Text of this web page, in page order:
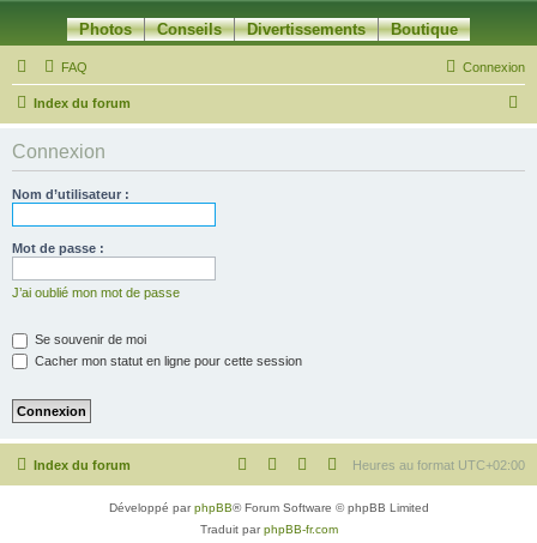
Photos Conseils Divertissements Boutique
FAQ Connexion
Index du forum
Connexion
Nom d’utilisateur :
Mot de passe :
J’ai oublié mon mot de passe
Se souvenir de moi
Cacher mon statut en ligne pour cette session
Index du forum Heures au format UTC+02:00
Développé parphpBB® Forum Software © phpBB Limited
Traduit parphpBB-fr.com